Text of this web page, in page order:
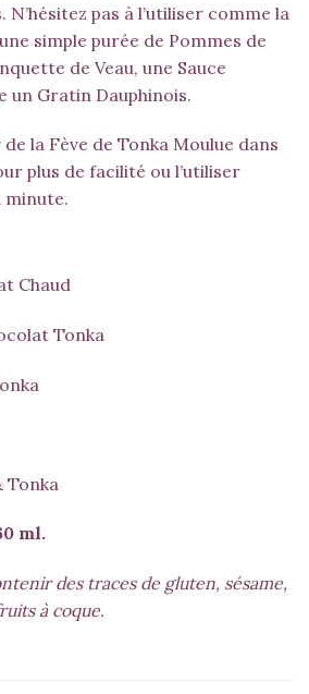
pas à l’utiliser comme la
simple purée de Pommes de
de Veau, une Sauce
un Gratin Dauphinois.
la Fève de Tonka Moulue dans
plus de facilité ou l’utiliser
minute.
Chaud
Tonka
Tonka
ml.
des traces de gluten, sésame,
à coque.